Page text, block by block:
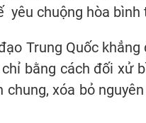
yêu chuộng hòa
Trung Quốc
chỉ bằng cách đối xử
chung, xóa bỏ